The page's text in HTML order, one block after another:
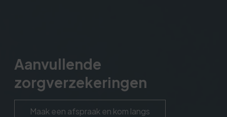
Aanvullende
zorgverzekeringen
Maak een afspraak en kom langs